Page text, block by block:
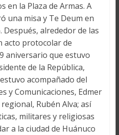
en la Plaza de Armas. A
una misa y Te Deum en
Después, alrededor de las
acto protocolar de
aniversario que estuvo
de la República,
acompañado del
y Comunicaciones, Edmer
Rubén Alva; así
militares y religiosas
a la ciudad de Huánuco